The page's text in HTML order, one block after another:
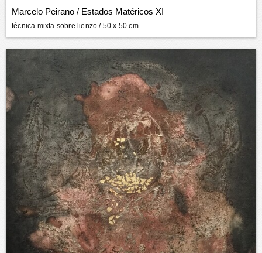
Marcelo Peirano / Estados Matéricos XI
técnica mixta sobre lienzo / 50 x 50 cm